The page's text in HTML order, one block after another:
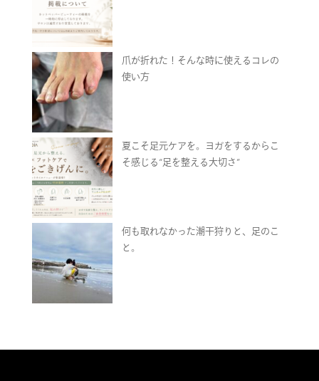
爪が折れた！そんな時に使えるコレの
使い方
夏こそ足元ケアを。ヨガをするからこ
そ感じる“足を整える大切さ”
何も取れなかった潮干狩りと、足のこ
と。